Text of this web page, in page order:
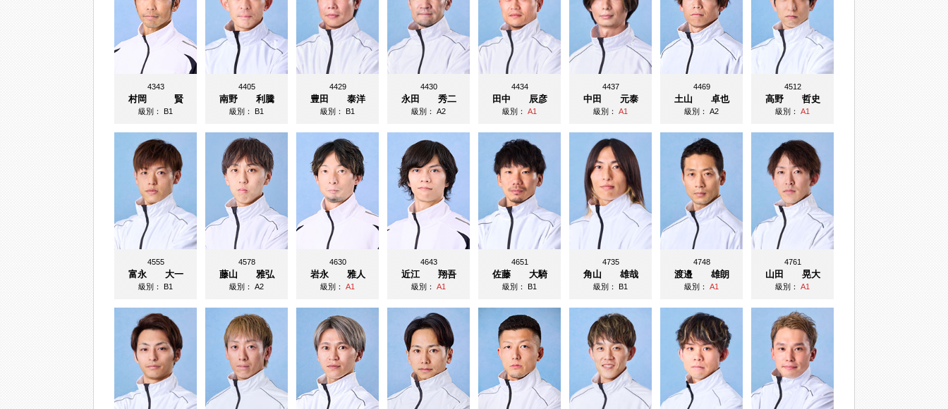
4343
村岡 賢
級別：B1
4405
南野 利騰
級別：B1
4429
豊田 泰洋
級別：B1
4430
永田 秀二
級別：A2
4434
田中 辰彦
級別：A1
4437
中田 元泰
級別：A1
4469
土山 卓也
級別：A2
4512
高野 哲史
級別：A1
4555
富永 大一
級別：B1
4578
藤山 雅弘
級別：A2
4630
岩永 雅人
級別：A1
4643
近江 翔吾
級別：A1
4651
佐藤 大騎
級別：B1
4735
角山 雄哉
級別：B1
4748
渡邉 雄朗
級別：A1
4761
山田 晃大
級別：A1